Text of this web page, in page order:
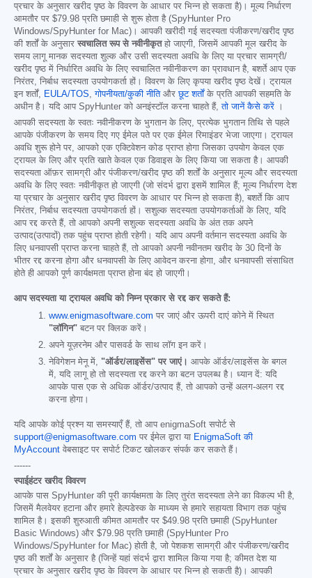
प्रचार के अनुसार खरीद पृष्ठ के विवरण के आधार पर भिन्न हो सकता है)। मूल्य निर्धारण
आमतौर पर $79.98 प्रति छमाही से शुरू होता है (SpyHunter Pro
Windows/SpyHunter for Mac)। आपकी खरीदी गई सदस्यता पंजीकरण/खरीद पृष्ठ
की शर्तों के अनुसार स्वचालित रूप से नवीनीकृतहो जाएगी, जिसमें आपकी मूल खरीद के
समय लागू मानक सदस्यता शुल्क और उसी सदस्यता अवधि के लिए या प्रचार सामग्री/
खरीद पृष्ठ में निर्धारित अवधि के लिए स्वचालित नवीनीकरण का प्रावधान है, बशर्ते आप एक
निरंतर, निर्बाध सदस्यता उपयोगकर्ता हों। विवरण के लिए कृपया खरीद पृष्ठ देखें। ट्रायल
इन शर्तों, EULA/TOS,गोपनीयता/कुकी नीतिऔरछूट शर्तोंके प्रति आपकी सहमति के
अधीन है। यदि आप SpyHunter को अनइंस्टॉल करना चाहते हैं,तो जानें कैसे करें ।
आपकी सदस्यता के स्वतः नवीनीकरण के भुगतान के लिए, प्रत्येक भुगतान तिथि से पहले
आपके पंजीकरण के समय दिए गए ईमेल पते पर एक ईमेल रिमाइंडर भेजा जाएगा। ट्रायल
अवधि शुरू होने पर, आपको एक एक्टिवेशन कोड प्राप्त होगा जिसका उपयोग केवल एक
ट्रायल के लिए और प्रति खाते केवल एक डिवाइस के लिए किया जा सकता है। आपकी
सदस्यता ऑफ़र सामग्री और पंजीकरण/खरीद पृष्ठ की शर्तों के अनुसार मूल्य और सदस्यता
अवधि के लिए स्वतः नवीनीकृत हो जाएगी (जो संदर्भ द्वारा इसमें शामिल हैं; मूल्य निर्धारण देश
या प्रचार के अनुसार खरीद पृष्ठ विवरण के आधार पर भिन्न हो सकता है), बशर्ते कि आप
निरंतर, निर्बाध सदस्यता उपयोगकर्ता हों। सशुल्क सदस्यता उपयोगकर्ताओं के लिए, यदि
आप रद्द करते हैं, तो आपको अपनी सशुल्क सदस्यता अवधि के अंत तक अपने
उत्पाद(उत्पादों) तक पहुंच प्राप्त होती रहेगी। यदि आप अपनी वर्तमान सदस्यता अवधि के
लिए धनवापसी प्राप्त करना चाहते हैं, तो आपको अपनी नवीनतम खरीद के 30 दिनों के
भीतर रद्द करना होगा और धनवापसी के लिए आवेदन करना होगा, और धनवापसी संसाधित
होते ही आपको पूर्ण कार्यक्षमता प्राप्त होना बंद हो जाएगी।
आप सदस्यता या ट्रायल अवधि को निम्न प्रकार से रद्द कर सकते हैं:
www.enigmasoftware.com पर जाएं और ऊपरी दाएं कोने में स्थित
"लॉगिन" बटन पर क्लिक करें।
अपने यूज़रनेम और पासवर्ड के साथ लॉग इन करें।
नेविगेशन मेनू में, "ऑर्डर/लाइसेंस" पर जाएं। आपके ऑर्डर/लाइसेंस के बगल
में, यदि लागू हो तो सदस्यता रद्द करने का बटन उपलब्ध है। ध्यान दें: यदि
आपके पास एक से अधिक ऑर्डर/उत्पाद हैं, तो आपको उन्हें अलग-अलग रद्द
करना होगा।
यदि आपके कोई प्रश्न या समस्याएँ हैं, तो आप enigmaSoft सपोर्ट से
support@enigmasoftware.com पर ईमेल द्वारा या EnigmaSoft की
MyAccount वेबसाइट पर सपोर्ट टिकट खोलकर संपर्क कर सकते हैं।
------
स्पाईहंटर खरीद विवरण
आपके पास SpyHunter की पूरी कार्यक्षमता के लिए तुरंत सदस्यता लेने का विकल्प भी है,
जिसमें मैलवेयर हटाना और हमारे हेल्पडेस्क के माध्यम से हमारे सहायता विभाग तक पहुंच
शामिल है। इसकी शुरुआती कीमत आमतौर पर $49.98 प्रति छमाही (SpyHunter
Basic Windows) और $79.98 प्रति छमाही (SpyHunter Pro
Windows/SpyHunter for Mac) होती है, जो पेशकश सामग्री और पंजीकरण/खरीद
पृष्ठ की शर्तों के अनुसार है (जिन्हें यहां संदर्भ द्वारा शामिल किया गया है; कीमत देश या
प्रचार के अनुसार खरीद पृष्ठ के विवरण के आधार पर भिन्न हो सकती है)। आपकी